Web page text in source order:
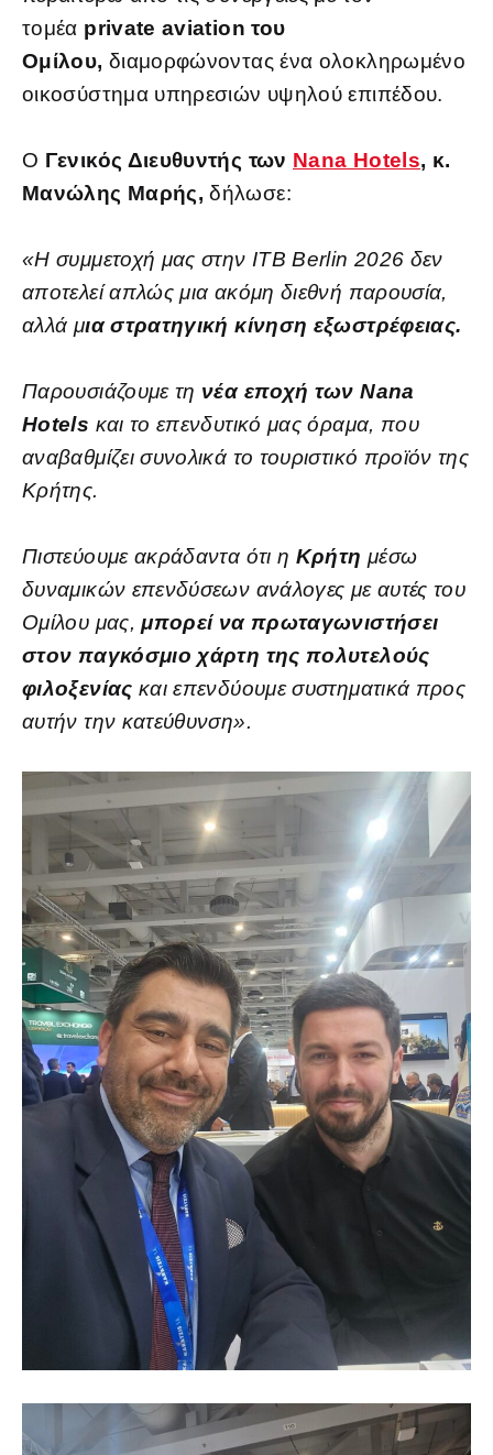
τομέα private aviation του
Ομίλου, διαμορφώνοντας ένα ολοκληρωμένο
οικοσύστημα υπηρεσιών υψηλού επιπέδου.
Ο Γενικός Διευθυντής των Nana Hotels, κ.
Μανώλης Μαρής, δήλωσε:
«Η συμμετοχή μας στην ITB Berlin 2026 δεν
αποτελεί απλώς μια ακόμη διεθνή παρουσία,
αλλά μια στρατηγική κίνηση εξωστρέφειας.
Παρουσιάζουμε τη νέα εποχή των Nana
Hotels και το επενδυτικό μας όραμα, που
αναβαθμίζει συνολικά το τουριστικό προϊόν της
Κρήτης.
Πιστεύουμε ακράδαντα ότι η Κρήτη μέσω
δυναμικών επενδύσεων ανάλογες με αυτές του
Ομίλου μας, μπορεί να πρωταγωνιστήσει
στον παγκόσμιο χάρτη της πολυτελούς
φιλοξενίας και επενδύουμε συστηματικά προς
αυτήν την κατεύθυνση».